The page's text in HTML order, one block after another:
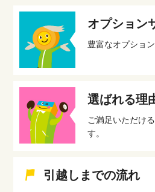
オプション
豊富なオプショ
選ばれる理
ご満足いただけ
す。
引越しまでの流れ